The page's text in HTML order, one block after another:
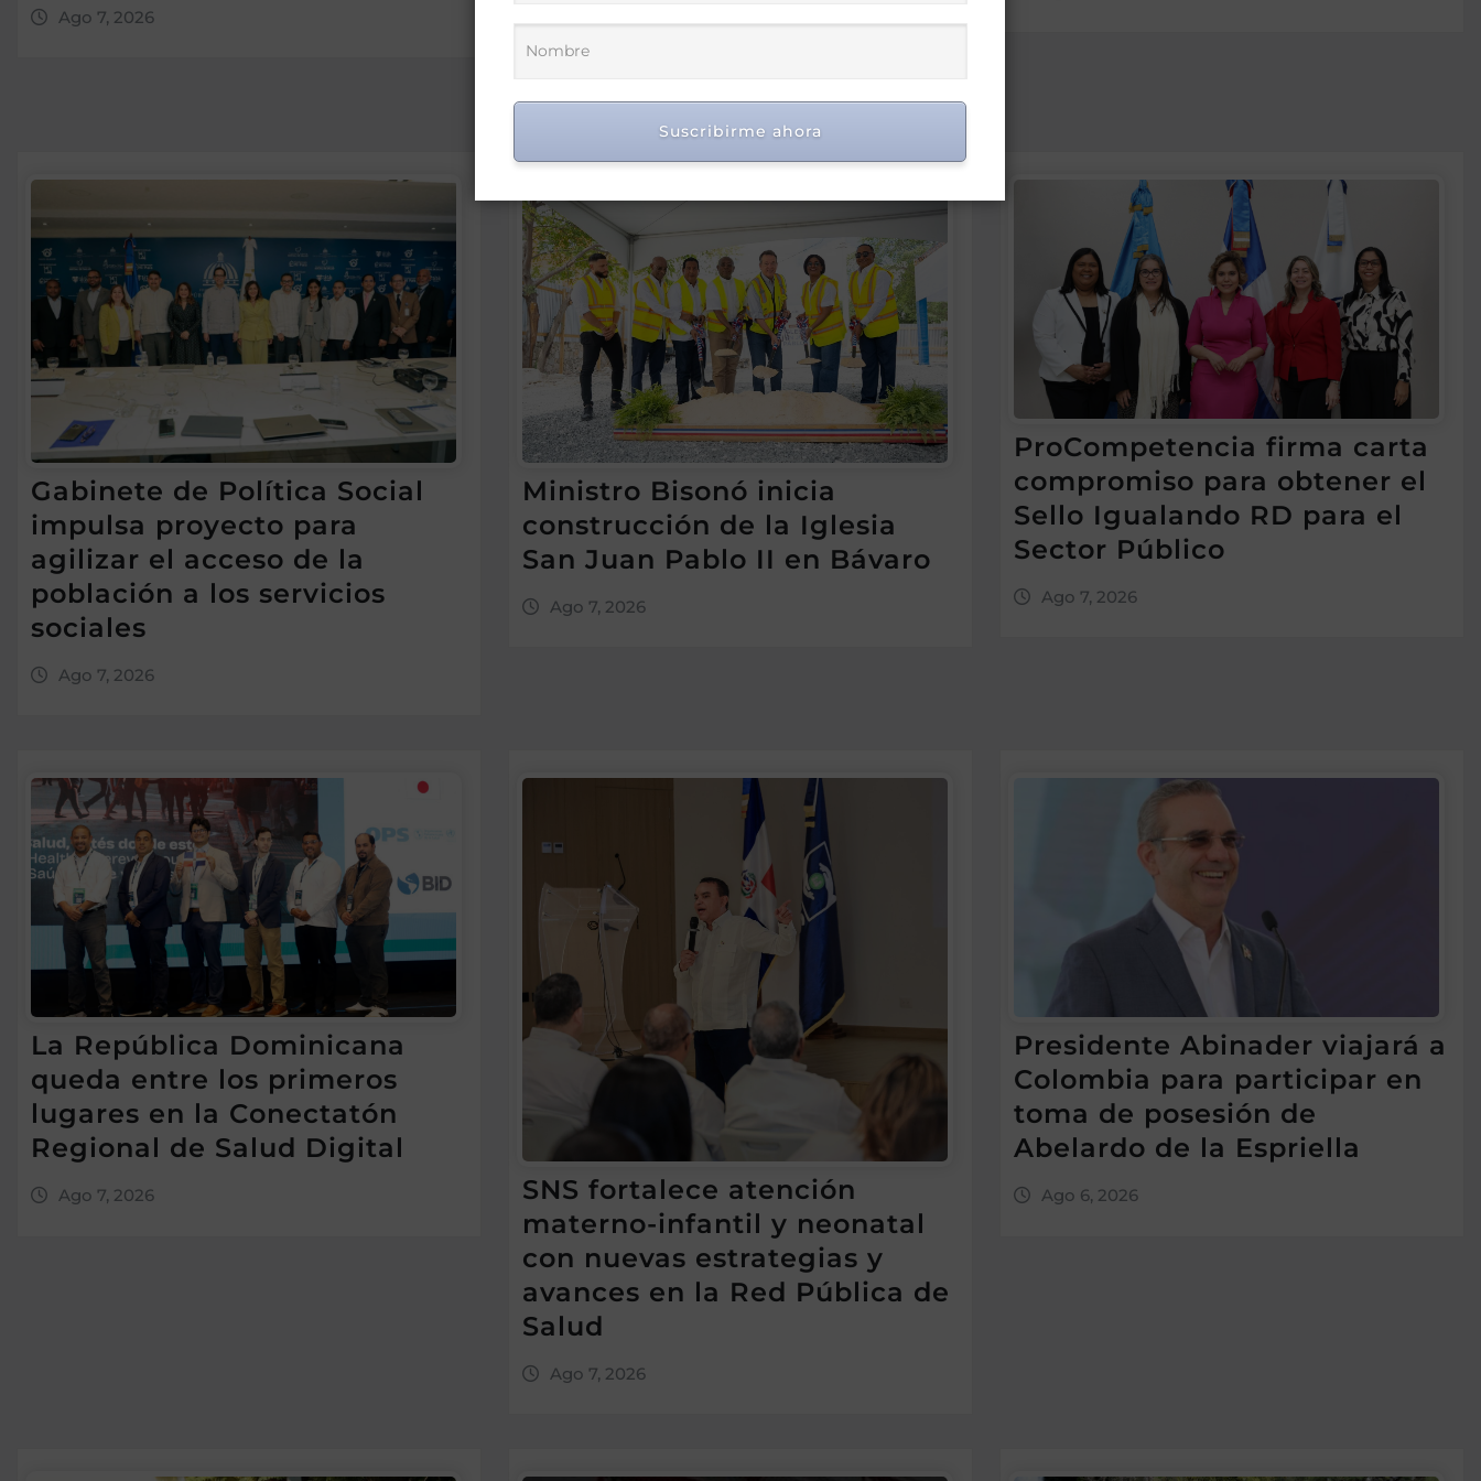
Ago 7, 2026
Caribe Santo Domingo 2026
Gabinete de Política Social
impulsa proyecto para
agilizar el acceso de la
población a los servicios
sociales
Ago 7, 2026
Ministro Bisonó inicia
construcción de la Iglesia
San Juan Pablo II en Bávaro
Ago 7, 2026
ProCompetencia firma carta
compromiso para obtener el
Sello Igualando RD para el
Sector Público
Ago 7, 2026
La República Dominicana
queda entre los primeros
lugares en la Conectatón
Regional de Salud Digital
Ago 7, 2026
SNS fortalece atención
materno-infantil y neonatal
con nuevas estrategias y
avances en la Red Pública de
Salud
Ago 7, 2026
Presidente Abinader viajará a
Colombia para participar en
toma de posesión de
Abelardo de la Espriella
Ago 6, 2026
Suscribirme ahora